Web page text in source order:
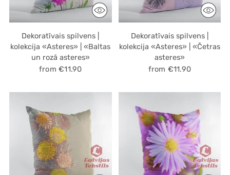
Dekoratīvais spilvens |
kolekcija «Asteres» | «Baltas
un rozā asteres»
from €11.90
Dekoratīvais spilvens |
kolekcija «Asteres» | «Četras
asteres»
from €11.90